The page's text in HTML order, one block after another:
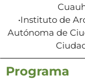
•Instituto de
Autónoma de
Programa